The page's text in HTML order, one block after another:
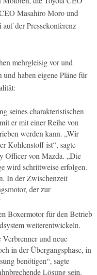
Masahiro Moro und
der Pressekonferenz
mehrgleisig vor und
haben eigene Pläne für
seines charakteristischen
er mit einer Reihe von
werden kann. „Wir
Kohlenstoff ist“, sagte
Officer von Mazda. „Die
wird schrittweise erfolgen.
In der Zwischenzeit
der zur
Boxermotor für den Betrieb
weiterentwickeln.
und neue
in der Übergangsphase, in
benötigen“, sagte
Lösung sein.